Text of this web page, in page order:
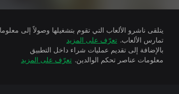
تمارس الألعاب. تعرّف على المزيد
بالإضافة إلى تقديم عمليات شراء داخل التطبيق
معلومات عناصر تحكم الوالدين. تعرّف على المزيد